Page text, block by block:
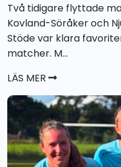
Två tidigare flyttade
Kovland-Söråker och
Stöde var klara
matcher. M...
LÄS MER